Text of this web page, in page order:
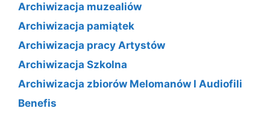
Archiwizacja muzealiów
Archiwizacja pamiątek
Archiwizacja pracy Artystów
Archiwizacja Szkolna
Archiwizacja zbiorów Melomanów I Audiofili
Benefis